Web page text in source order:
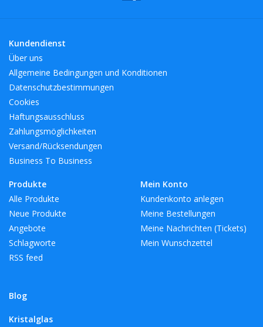
Kundendienst
Über uns
Allgemeine Bedingungen und Konditionen
Datenschutzbestimmungen
Cookies
Haftungsausschluss
Zahlungsmöglichkeiten
Versand/Rücksendungen
Business To Business
Produkte
Alle Produkte
Neue Produkte
Angebote
Schlagworte
RSS feed
Blog
Mein Konto
Kundenkonto anlegen
Meine Bestellungen
Meine Nachrichten (Tickets)
Mein Wunschzettel
Kristalglas